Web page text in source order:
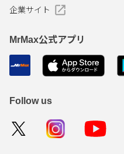
企業サイト
MrMax公式アプリ
Follow us